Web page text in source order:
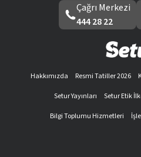
Çağrı Merkezi
444 28 22
Hakkımızda Resmi Tatiller 2026
Setur Yayınları
Setur Etik
Bilgi Toplumu Hizmetleri